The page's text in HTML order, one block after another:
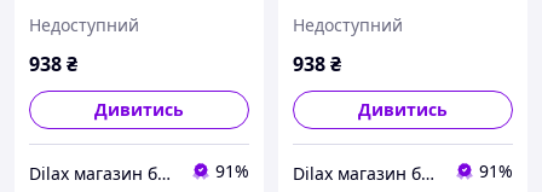
80ml (1016295-2)
Недоступний
938₴
Дивитись
Dilax магазин брендових дитячих іграшок та товарів для батьків. 91%
Mild SPF30 80g (961109)
Недоступний
938₴
Дивитись
Dilax магазин брендових дитячих іграшок та товарів для батьків. 91%